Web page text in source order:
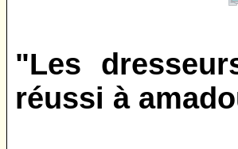
"Les
réussi à